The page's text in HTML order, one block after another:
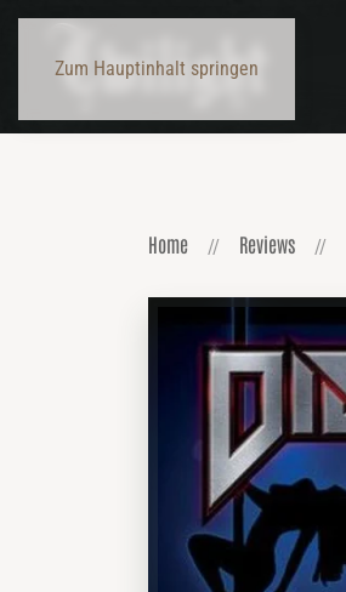
Zum Hauptinhalt springen
Home Reviews